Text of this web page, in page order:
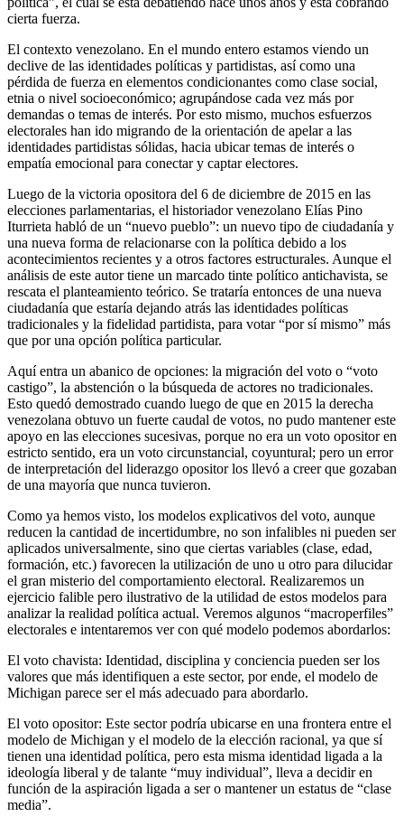
cierta fuerza.
El contexto venezolano. En el mundo entero estamos viendo un
declive de las identidades políticas y partidistas, así como una
pérdida de fuerza en elementos condicionantes como clase social,
etnia o nivel socioeconómico; agrupándose cada vez más por
demandas o temas de interés. Por esto mismo, muchos esfuerzos
electorales han ido migrando de la orientación de apelar a las
identidades partidistas sólidas, hacia ubicar temas de interés o
empatía emocional para conectar y captar electores.
Luego de la victoria opositora del 6 de diciembre de 2015 en las
elecciones parlamentarias, el historiador venezolano Elías Pino
Iturrieta habló de un “nuevo pueblo”: un nuevo tipo de ciudadanía y
una nueva forma de relacionarse con la política debido a los
acontecimientos recientes y a otros factores estructurales. Aunque el
análisis de este autor tiene un marcado tinte político antichavista, se
rescata el planteamiento teórico. Se trataría entonces de una nueva
ciudadanía que estaría dejando atrás las identidades políticas
tradicionales y la fidelidad partidista, para votar “por sí mismo” más
que por una opción política particular.
Aquí entra un abanico de opciones: la migración del voto o “voto
castigo”, la abstención o la búsqueda de actores no tradicionales.
Esto quedó demostrado cuando luego de que en 2015 la derecha
venezolana obtuvo un fuerte caudal de votos, no pudo mantener este
apoyo en las elecciones sucesivas, porque no era un voto opositor en
estricto sentido, era un voto circunstancial, coyuntural; pero un error
de interpretación del liderazgo opositor los llevó a creer que gozaban
de una mayoría que nunca tuvieron.
Como ya hemos visto, los modelos explicativos del voto, aunque
reducen la cantidad de incertidumbre, no son infalibles ni pueden ser
aplicados universalmente, sino que ciertas variables (clase, edad,
formación, etc.) favorecen la utilización de uno u otro para dilucidar
el gran misterio del comportamiento electoral. Realizaremos un
ejercicio falible pero ilustrativo de la utilidad de estos modelos para
analizar la realidad política actual. Veremos algunos “macroperfiles”
electorales e intentaremos ver con qué modelo podemos abordarlos:
El voto chavista: Identidad, disciplina y conciencia pueden ser los
valores que más identifiquen a este sector, por ende, el modelo de
Michigan parece ser el más adecuado para abordarlo.
El voto opositor: Este sector podría ubicarse en una frontera entre el
modelo de Michigan y el modelo de la elección racional, ya que sí
tienen una identidad política, pero esta misma identidad ligada a la
ideología liberal y de talante “muy individual”, lleva a decidir en
función de la aspiración ligada a ser o mantener un estatus de “clase
media”.